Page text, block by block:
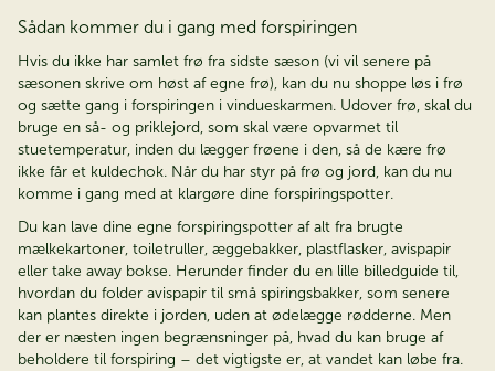
Sådan kommer du i gang med forspiringen
Hvis du ikke har samlet frø fra sidste sæson (vi vil senere på
sæsonen skrive om høst af egne frø), kan du nu shoppe løs i frø
og sætte gang i forspiringen i vindueskarmen. Udover frø, skal du
bruge en så- og priklejord, som skal være opvarmet til
stuetemperatur, inden du lægger frøene i den, så de kære frø
ikke får et kuldechok. Når du har styr på frø og jord, kan du nu
komme i gang med at klargøre dine forspiringspotter.
Du kan lave dine egne forspiringspotter af alt fra brugte
mælkekartoner, toiletruller, æggebakker, plastflasker, avispapir
eller take away bokse. Herunder finder du en lille billedguide til,
hvordan du folder avispapir til små spiringsbakker, som senere
kan plantes direkte i jorden, uden at ødelægge rødderne. Men
der er næsten ingen begrænsninger på, hvad du kan bruge af
beholdere til forspiring – det vigtigste er, at vandet kan løbe fra.